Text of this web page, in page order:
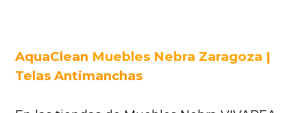
AquaClean Muebles Nebra Zaragoza |
Telas Antimanchas